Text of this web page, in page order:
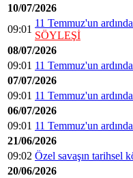
10/07/2026
09:01
11 Temmuz'un
SÖYLEŞİ
08/07/2026
09:01 11 Temmuz'un
07/07/2026
09:01 11 Temmuz'un
06/07/2026
09:01 11 Temmuz'un
21/06/2026
09:02 Özel savaşın tarihsel
20/06/2026